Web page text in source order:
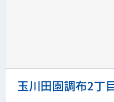
玉川田園調布2丁